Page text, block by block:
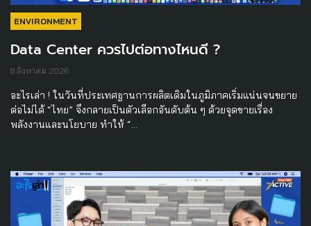
ENVIRONMENT
Data Center ควรไปต่อทางไหนดี ?
8 สิงหาคม 2026
อะไรเล่า ! ในวันที่ประเทศฐานการผลิตเดิมในภูมิภาคเริ่มแน่นจนขยาย
ต่อไม่ได้ “ไทย” จึงกลายเป็นตัวเลือกอันดับต้น ๆ ด้วยจุดขายเรื่อง
พลังงานและนโยบาย ทำให้ “…